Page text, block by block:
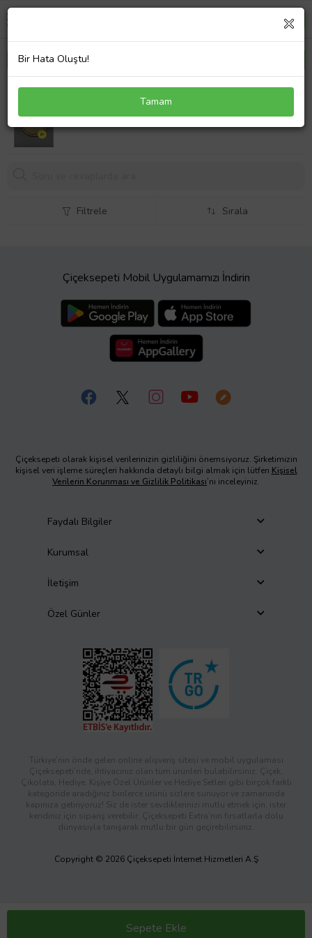
2'li Japon Güllü Yuvarlak Gold Çay ve Kahve Sunum
Tepsisi, Dekoratif Tepsi 22cm (Altın)
Sepete Ekle
Filtrele Sırala
Çiçeksepeti Mobil Uygulamamızı İndirin
Çiçeksepeti olarak kişisel verilerinizin gizliliğini önemsiyoruz. Şirketimizin
kişisel veri işleme süreçleri hakkında detaylı bilgi almak için lütfen Kişisel
Verilerin Korunması ve Gizlilik Politikası’nı inceleyiniz.
Faydalı Bilgiler
Kurumsal
İletişim
Özel Günler
Türkiye’nin önde gelen online alışveriş sitesi ve mobil uygulaması
Çiçeksepeti’nde, ihtiyacınız olan tüm ürünleri bulabilirsiniz. Çiçek,
Çikolata, Hediye, Kişiye Özel Ürünler ve Hediye Setleri gibi birçok farklı
kategoride aradığınız binlerce ürünü sizlere sunuyor ve zamanında
kapınıza getiriyoruz! Siz de ister sevdiklerinizi mutlu etmek için, ister
kendiniz için sipariş verebilir; Çiçeksepeti Extra’nın fırsatlarla dolu
dünyasıyla tanışarak mutlu bir gün geçirebilirsiniz.
Copyright © 2026 Çiçeksepeti İnternet Hizmetleri A.Ş
Bir Hata Oluştu!
Tamam